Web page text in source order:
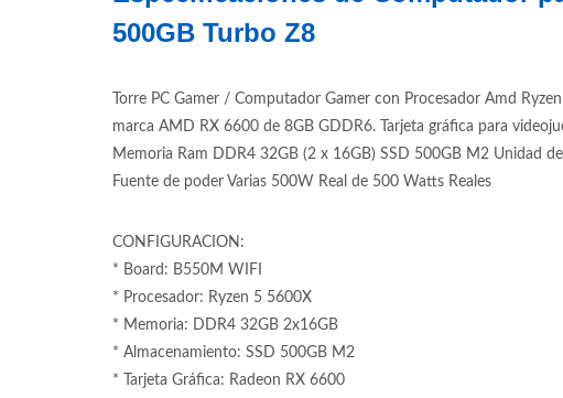
500GB Turbo Z8
Torre PC Gamer / Computador Gamer con Procesador Amd
marca AMD RX 6600 de 8GB GDDR6. Tarjeta gráfica para
Memoria Ram DDR4 32GB (2 x 16GB) SSD 500GB M2 Unidad
Fuente de poder Varias 500W Real de 500 Watts Reales
CONFIGURACION:
* Board: B550M WIFI
* Procesador: Ryzen 5 5600X
* Memoria: DDR4 32GB 2x16GB
* Almacenamiento: SSD 500GB M2
* Tarjeta Gráfica: Radeon RX 6600